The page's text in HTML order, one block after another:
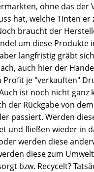
ohne das der
hat, welche Tinten er
braucht der
um diese Produkte
langfristig gräbt
auch hier der
Profit je "verkauften"
ist noch nicht ganz
der Rückgabe von
passiert. Werden
und fließen wieder in
werden diese
diese zum
bzw. Recycelt?